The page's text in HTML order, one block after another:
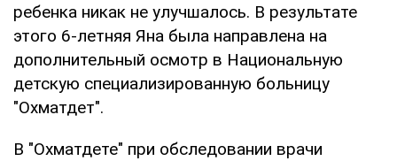
ребенка никак не улучшалось. В результате
этого 6-летняя Яна была направлена на
дополнительный осмотр в Национальную
детскую специализированную больницу
"Охматдет".
В "Охматдете" при обследовании врачи